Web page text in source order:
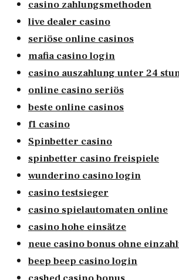
casino zahlungsmethoden
live dealer casino
seriöse online casinos
mafia casino login
casino auszahlung unter 24
online casino seriös
beste online casinos
f1 casino
Spinbetter casino
spinbetter casino freispiele
wunderino casino login
casino testsieger
casino spielautomaten online
casino hohe einsätze
neue casino bonus ohne
beep beep casino login